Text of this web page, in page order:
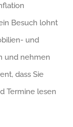
Besuch lohnt
und
und nehmen
dass Sie
Termine lesen